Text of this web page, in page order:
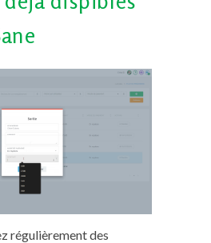
régulièrement des